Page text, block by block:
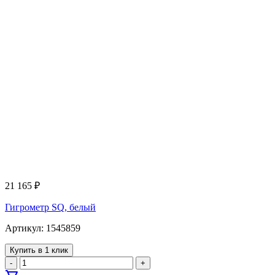
21 165 ₽
Гигрометр SQ, белый
Артикул: 1545859
Купить в 1 клик
-
+